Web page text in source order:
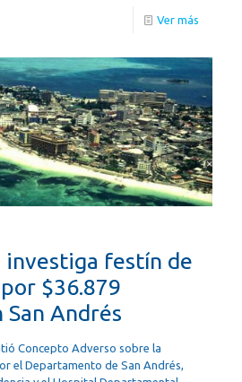
Ver más
investiga festín de
$36.879
Andrés
Concepto Adverso sobre la
el Departamento de San Andrés,